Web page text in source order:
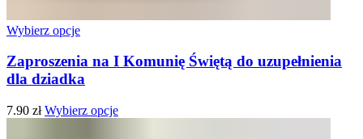
Wybierz opcje
Zaproszenia na I Komunię Świętą do uzupełnienia
dla dziadka
7.90 zł Wybierz opcje